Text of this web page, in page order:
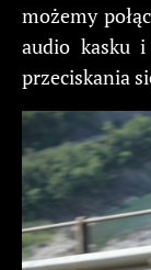
możemy
audio kasku i
przeciskania